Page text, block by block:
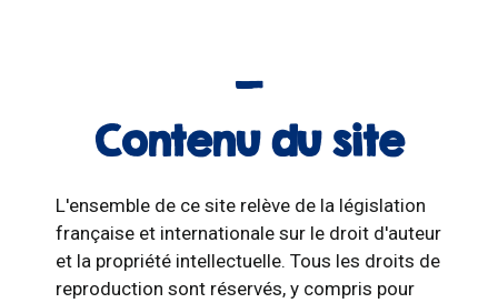
Contenu du site
L'ensemble de ce site relève de la législation
française et internationale sur le droit d'auteur
et la propriété intellectuelle. Tous les droits de
reproduction sont réservés, y compris pour